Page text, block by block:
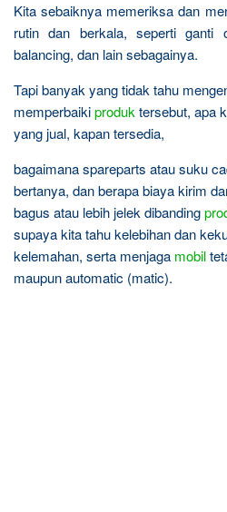
Kita sebaiknya memeriksa dan
rutin dan berkala, seperti ganti
balancing, dan lain sebagainya.
Tapi banyak yang tidak tahu
memperbaikiproduk tersebut, apa
yang jual, kapan tersedia,
bagaimana spareparts atau suku
bertanya, dan berapa biaya kirim
bagus atau lebih jelek dibanding
supaya kita tahu kelebihan dan
kelemahan, serta menjaga mobil
maupun automatic (matic).